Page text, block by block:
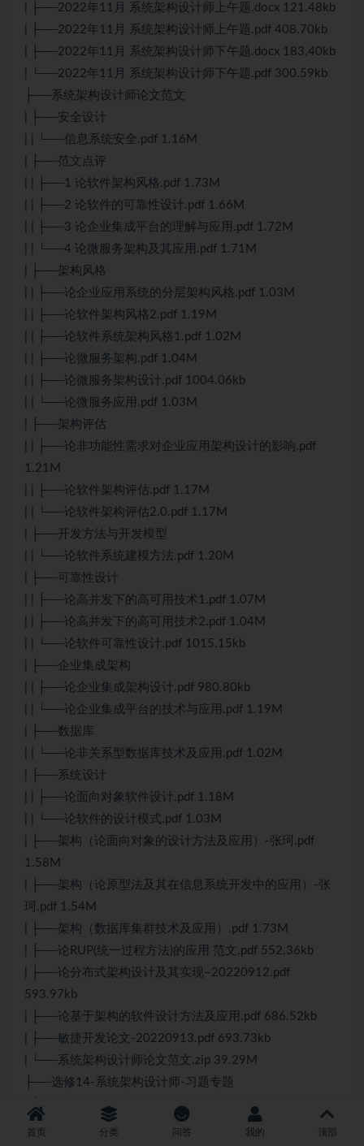
| ├──2022年11月 系统架构设计师上午题.docx 121.48kb
| ├──2022年11月 系统架构设计师上午题.pdf 408.70kb
| ├──2022年11月 系统架构设计师下午题.docx 183.40kb
| └──2022年11月 系统架构设计师下午题.pdf 300.59kb
├──系统架构设计师论文范文
| ├──安全设计
| | └──信息系统安全.pdf 1.16M
| ├──范文点评
| | ├──1 论软件架构风格.pdf 1.73M
| | ├──2 论软件的可靠性设计.pdf 1.66M
| | ├──3 论企业集成平台的理解与应用.pdf 1.72M
| | └──4 论微服务架构及其应用.pdf 1.71M
| ├──架构风格
| | ├──论企业应用系统的分层架构风格.pdf 1.03M
| | ├──论软件架构风格2.pdf 1.19M
| | ├──论软件系统架构风格1.pdf 1.02M
| | ├──论微服务架构.pdf 1.04M
| | ├──论微服务架构设计.pdf 1004.06kb
| | └──论微服务应用.pdf 1.03M
| ├──架构评估
| | ├──论非功能性需求对企业应用架构设计的影响.pdf
1.21M
| | ├──论软件架构评估.pdf 1.17M
| | └──论软件架构评估2.0.pdf 1.17M
| ├──开发方法与开发模型
| | └──论软件系统建模方法.pdf 1.20M
| ├──可靠性设计
| | ├──论高并发下的高可用技术1.pdf 1.07M
| | ├──论高并发下的高可用技术2.pdf 1.04M
| | └──论软件可靠性设计.pdf 1015.15kb
| ├──企业集成架构
| | ├──论企业集成架构设计.pdf 980.80kb
| | └──论企业集成平台的技术与应用.pdf 1.19M
| ├──数据库
| | └──论非关系型数据库技术及应用.pdf 1.02M
| ├──系统设计
| | ├──论面向对象软件设计.pdf 1.18M
| | └──论软件的设计模式.pdf 1.03M
| ├──架构（论面向对象的设计方法及应用）-张珂.pdf
1.58M
| ├──架构（论原型法及其在信息系统开发中的应用）-张
珂.pdf 1.54M
| ├──架构（数据库集群技术及应用）.pdf 1.73M
| ├──论RUP(统一过程方法)的应用 范文.pdf 552.36kb
| ├──论分布式架构设计及其实现–20220912.pdf
593.97kb
| ├──论基于架构的软件设计方法及应用.pdf 686.52kb
| ├──敏捷开发论文-20220913.pdf 693.73kb
| └──系统架构设计师论文范文.zip 39.29M
├──选修14-系统架构设计师-习题专题
| ├──第1章 上午选择专题
| | ├──1-计算机体系结构1-51CTO学堂 2023-07-31
首页 分类 问答 我的 顶部